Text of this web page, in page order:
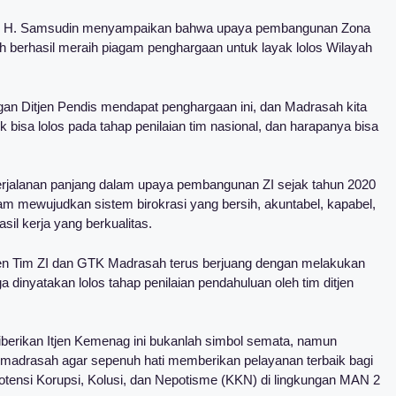
Samsudin menyampaikan bahwa upaya pembangunan Zona
meraih piagam penghargaan untuk layak lolos Wilayah
Ditjen Pendis mendapat penghargaan ini, dan Madrasah kita
lolos pada tahap penilaian tim nasional, dan harapanya bisa
panjang dalam upaya pembangunan ZI sejak tahun 2020
mewujudkan sistem birokrasi yang bersih, akuntabel, kapabel,
kerja yang berkualitas.
Tim ZI dan GTK Madrasah terus berjuang dengan melakukan
dinyatakan lolos tahap penilaian pendahuluan oleh tim ditjen
Itjen Kemenag ini bukanlah simbol semata, namun
agar sepenuh hati memberikan pelayanan terbaik bagi
Korupsi, Kolusi, dan Nepotisme (KKN) di lingkungan MAN 2